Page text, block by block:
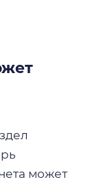
может